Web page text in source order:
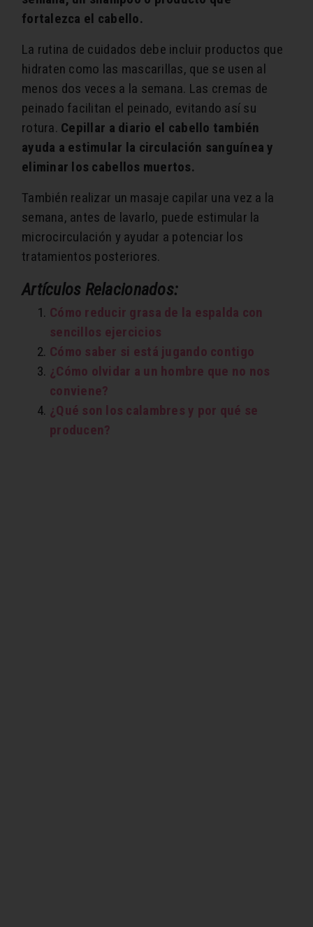
fortalezca el cabello.
La rutina de cuidados debe incluir productos que
hidraten como las mascarillas, que se usen al
menos dos veces a la semana. Las cremas de
peinado facilitan el peinado, evitando así su
rotura. Cepillar a diario el cabello también
ayuda a estimular la circulación sanguínea y
eliminar los cabellos muertos.
También realizar un masaje capilar una vez a la
semana, antes de lavarlo, puede estimular la
microcirculación y ayudar a potenciar los
tratamientos posteriores.
Artículos Relacionados:
Cómo reducir grasa de la espalda con
sencillos ejercicios
Cómo saber si está jugando contigo
¿Cómo olvidar a un hombre que no nos
conviene?
¿Qué son los calambres y por qué se
producen?